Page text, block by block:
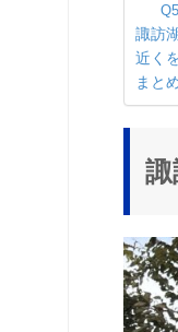
諏訪
近く
まと